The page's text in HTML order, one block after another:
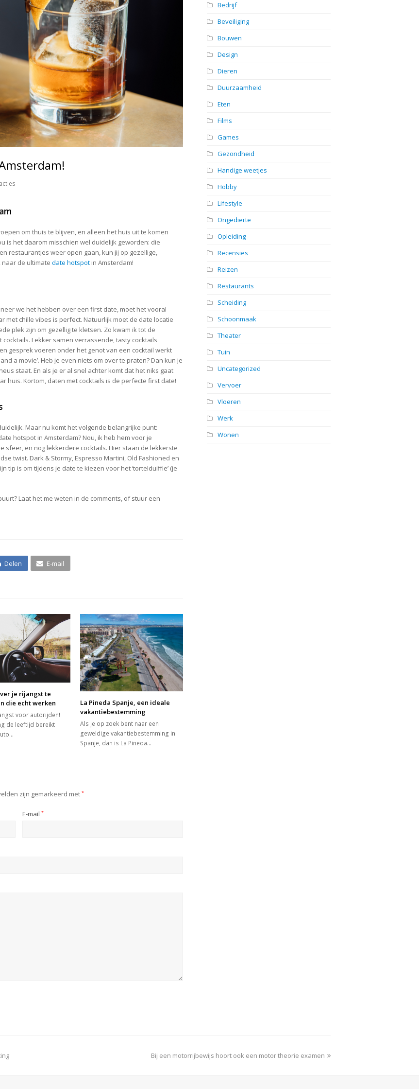
om thuis te blijven, en alleen het huis uit te komen
is het daarom misschien wel duidelijk geworden: die
restaurantjes weer open gaan, kun jij op gezellige,
naar de ultimate date hotspot in Amsterdam!
we het hebben over een first date, moet het vooral
met chille vibes is perfect. Natuurlijk moet de date locatie
plek zijn om gezellig te kletsen. Zo kwam ik tot de
Lekker samen verrassende, tasty cocktails
gesprek voeren onder het genot van een cocktail werkt
a movie’. Heb je even niets om over te praten? Dan kun je
staat. En als je er al snel achter komt dat het niks gaat
huis. Kortom, daten met cocktails is de perfecte first date!
Maar nu komt het volgende belangrijke punt:
hotspot in Amsterdam? Nou, ik heb hem voor je
sfeer, en nog lekkerdere cocktails. Hier staan de lekkerste
twist. Dark & Stormy, Espresso Martini, Old Fashioned en
tip is om tijdens je date te kiezen voor het ‘tortelduiffie’ (je
Laat het me weten in de comments, of stuur een
Delen E-mail
je rijangst te
die echt werken
voor autorijden!
de leeftijd bereikt
La Pineda Spanje, een ideale
vakantiebestemming
Als je op zoek bent naar een
geweldige vakantiebestemming in
Spanje, dan is La Pineda…
zijn gemarkeerd met *
E-mail *
Bedrijf
Beveiliging
Bouwen
Design
Dieren
Duurzaamheid
Eten
Films
Games
Gezondheid
Handige weetjes
Hobby
Lifestyle
Ongedierte
Opleiding
Recensies
Reizen
Restaurants
Scheiding
Schoonmaak
Theater
Tuin
Uncategorized
Vervoer
Vloeren
Werk
Wonen
next
Bij een motorrijbewijs hoort ook een motor theorie examen